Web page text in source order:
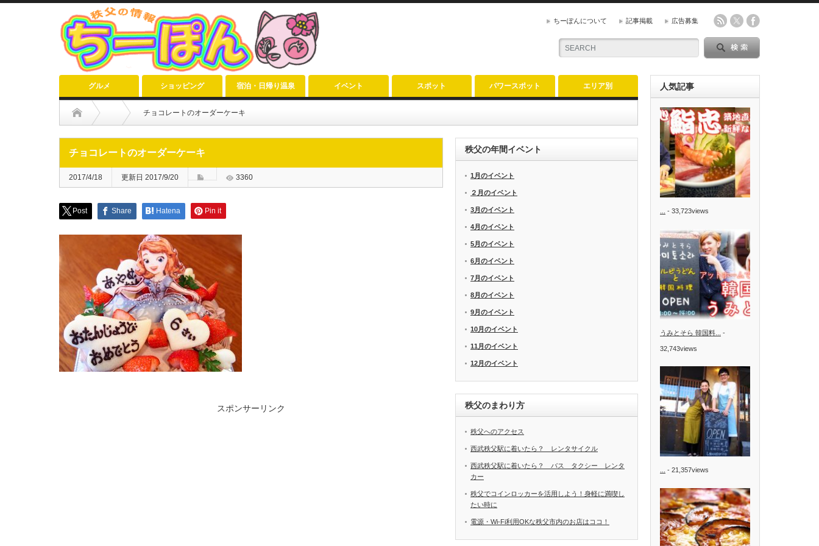
ちーぽんについて 記事掲載 広告募集
グルメ ショッピング 宿泊・日帰り温泉 イベント スポット パワースポット エリア別
チョコレートのオーダーケーキ
チョコレートのオーダーケーキ
2017/4/18 更新日 2017/9/20 3360
Post Share Hatena Pin it
スポンサーリンク
秩父の年間イベント
1月のイベント
２月のイベント
3月のイベント
4月のイベント
5月のイベント
6月のイベント
7月のイベント
8月のイベント
9月のイベント
10月のイベント
11月のイベント
12月のイベント
秩父のまわり方
秩父へのアクセス
西武秩父駅に着いたら？ レンタサイクル
西武秩父駅に着いたら？ バス タクシー レンタ
カー
秩父でコインロッカーを活用しよう！身軽に満喫し
たい時に
電源・Wi-Fi利用OKな秩父市内のお店はココ！
人気記事
- 33,723views
うみとそら 韓国料... -
32,743views
- 21,357views